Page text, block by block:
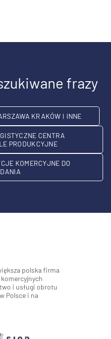
frazy
KRAKÓW I INNE
CENTRA
PRODUKCYJNE
KOMERCYJNE DO
polska firma
i usługi obrotu
Polsce i na